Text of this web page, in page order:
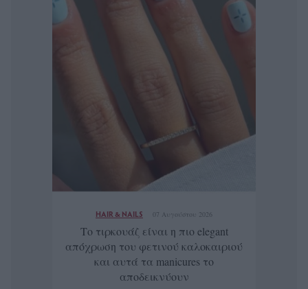
HAIR & NAILS 07 Αυγούστου 2026
Το τιρκουάζ είναι η πιο elegant
απόχρωση του φετινού καλοκαιριού
και αυτά τα manicures το
αποδεικνύουν